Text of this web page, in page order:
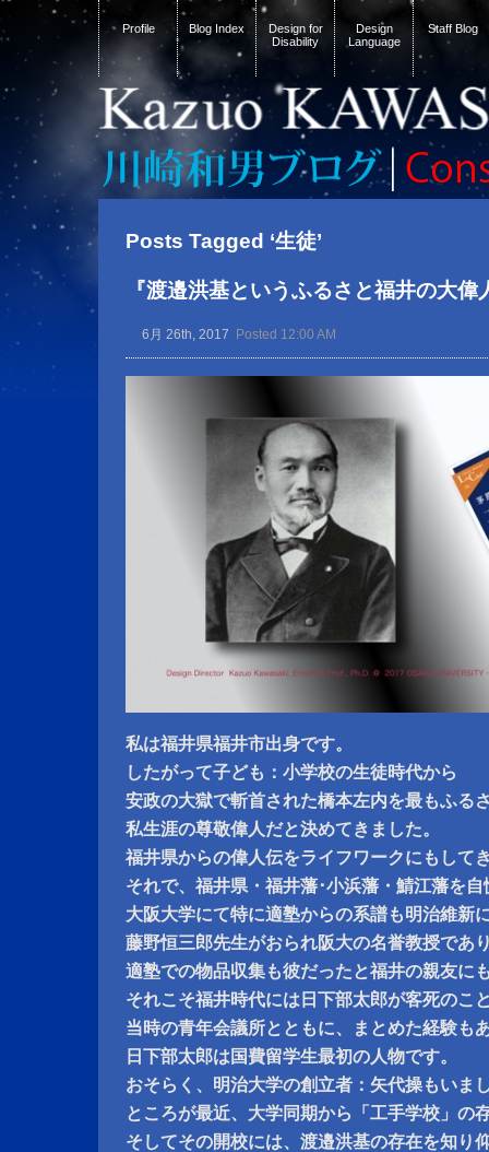
Profile Blog Index
Design for
Disability
Design
Language
Staff Blog
Posts Tagged ‘生徒’
『渡邉洪基というふるさと福井の大偉
6月 26th, 2017 Posted 12:00 AM
私は福井県福井市出身です。
したがって子ども：小学校の生徒時代から
安政の大獄で斬首された橋本左内を最もふる
私生涯の尊敬偉人だと決めてきました。
福井県からの偉人伝をライフワークにもして
それで、福井県・福井藩･小浜藩・鯖江藩を
大阪大学にて特に適塾からの系譜も明治維新
藤野恒三郎先生がおられ阪大の名誉教授であ
適塾での物品収集も彼だったと福井の親友に
それこそ福井時代には日下部太郎が客死のこ
当時の青年会議所とともに、まとめた経験も
日下部太郎は国費留学生最初の人物です。
おそらく、明治大学の創立者：矢代操もいま
ところが最近、大学同期から「工手学校」の
そしてその開校には、渡邉洪基の存在を知り